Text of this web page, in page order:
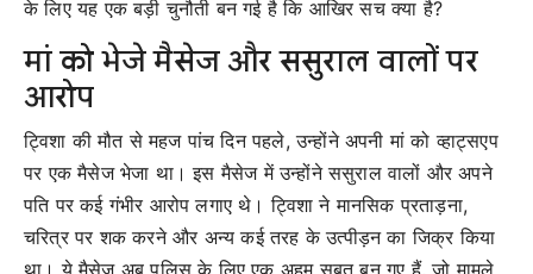
के लिए यह एक बड़ी चुनौती बन गई है कि आखिर सच क्या है?
मां को भेजे मैसेज और ससुराल वालों पर
आरोप
ट्विशा की मौत से महज पांच दिन पहले, उन्होंने अपनी मां को व्हाट्सएप
पर एक मैसेज भेजा था। इस मैसेज में उन्होंने ससुराल वालों और अपने
पति पर कई गंभीर आरोप लगाए थे। ट्विशा ने मानसिक प्रताड़ना,
चरित्र पर शक करने और अन्य कई तरह के उत्पीड़न का जिक्र किया
था। ये मैसेज अब पुलिस के लिए एक अहम सबूत बन गए हैं, जो मामले